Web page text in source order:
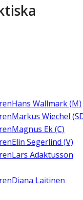
Hans Wallmark (M)
Markus Wiechel
Magnus Ek (C)
Elin Segerlind (V)
Lars Adaktusson
Diana Laitinen